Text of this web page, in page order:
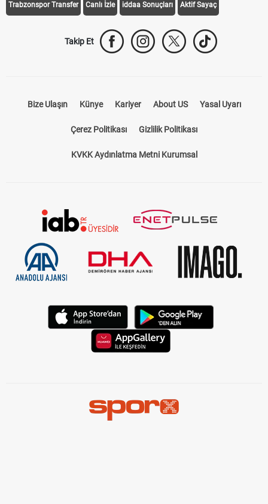
Trabzonspor Transfer Canlı İzle iddaa Sonuçları Aktif Sayaç
Takip Et
Bize Ulaşın Künye Kariyer About US Yasal Uyarı
Çerez Politikası Gizlilik Politikası
KVKK Aydınlatma Metni Kurumsal